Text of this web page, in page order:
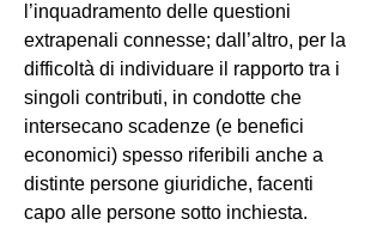
l’inquadramento delle questioni
extrapenali connesse; dall’altro, per la
difficoltà di individuare il rapporto tra i
singoli contributi, in condotte che
intersecano scadenze (e benefici
economici) spesso riferibili anche a
distinte persone giuridiche, facenti
capo alle persone sotto inchiesta.